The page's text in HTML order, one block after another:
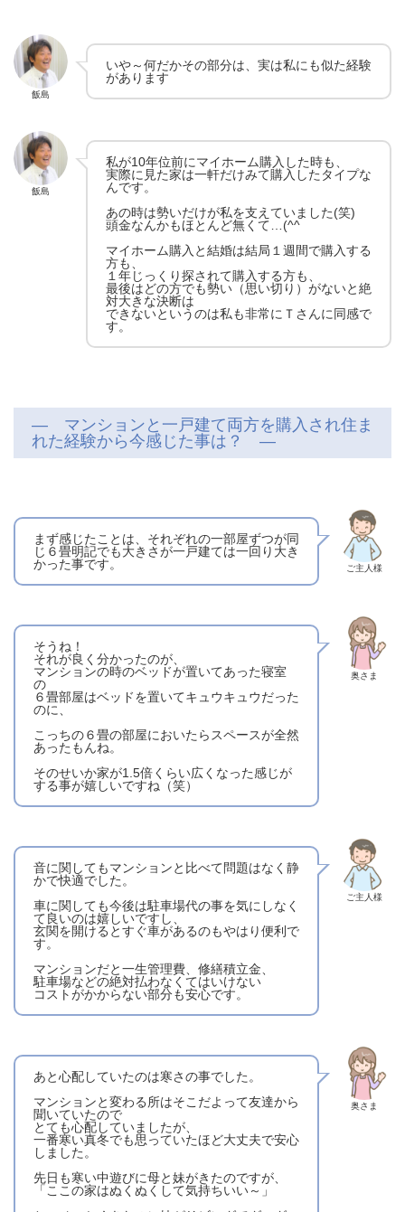
飯島
いや～何だかその部分は、実は私にも似た経験
があります
飯島
私が10年位前にマイホーム購入した時も、
実際に見た家は一軒だけみて購入したタイプな
んです。
あの時は勢いだけが私を支えていました(笑)
頭金なんかもほとんど無くて…(^^ゞ
マイホーム購入と結婚は結局１週間で購入する
方も、
１年じっくり探されて購入する方も、
最後はどの方でも勢い（思い切り）がないと絶
対大きな決断は
できないというのは私も非常にＴさんに同感で
す。
― マンションと一戸建て両方を購入され住ま
れた経験から今感じた事は？ ―
まず感じたことは、それぞれの一部屋ずつが同
じ６畳明記でも大きさが一戸建ては一回り大き
かった事です。
ご主人様
そうね！
それが良く分かったのが、
マンションの時のベッドが置いてあった寝室
の
６畳部屋はベッドを置いてキュウキュウだった
のに、
こっちの６畳の部屋においたらスペースが全然
あったもんね。
そのせいか家が1.5倍くらい広くなった感じが
する事が嬉しいですね（笑）
奥さま
音に関してもマンションと比べて問題はなく静
かで快適でした。
車に関しても今後は駐車場代の事を気にしなく
て良いのは嬉しいですし、
玄関を開けるとすぐ車があるのもやはり便利で
す。
マンションだと一生管理費、修繕積立金、
駐車場などの絶対払わなくてはいけない
コストがかからない部分も安心です。
ご主人様
あと心配していたのは寒さの事でした。
マンションと変わる所はそこだよって友達から
聞いていたので
とても心配していましたが、
一番寒い真冬でも思っていたほど大丈夫で安心
しました。
先日も寒い中遊びに母と妹がきたのですが、
「ここの家はぬくぬくして気持ちいい～」
奥さま